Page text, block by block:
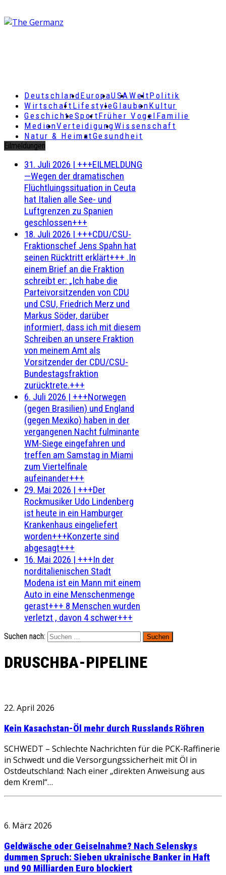
DeutschlandEuropaUSAWeltPolitik
Wirtschaft LifestyleGlaubenKultur
GeschichteSportFrüher Vogel Familie
MedienVerteidigungWissenschaft
Natur & HeimatGesundheit
Eilmeldungen
31. Juli 2026 | +++EILMELDUNG
—Wegen der dramatischen
Flüchtluingssituation in Ceuta
hat Italien alle See- und
Luftgrenzen zu Spanien
geschlossen+++
18. Juli 2026 | +++CDU/CSU-
Fraktionschef Jens Spahn hat
seinen Rücktritt erklärt+++ .In
einem Brief an die Fraktion
schreibt er: „Ich habe die
Parteivorsitzenden von CDU
und CSU, Friedrich Merz und
Markus Söder, darüber
informiert, dass ich mit diesem
Schreiben an unsere Fraktion
von meinem Amt als
Vorsitzender der CDU/CSU-
Bundestagsfraktion
zurücktrete.+++
6. Juli 2026 | +++Norwegen
(gegen Brasilien) und England
(gegen Mexiko) haben in der
vergangenen Nacht fulminante
WM-Siege eingefahren und
treffen am Samstag in Miami
zum Viertelfinale
aufeinander+++
29. Mai 2026 | +++Der
Rockmusiker Udo Lindenberg
ist heute in ein Hamburger
Krankenhaus eingeliefert
worden+++Konzerte sind
abgesagt+++
16. Mai 2026 | +++In der
norditalienischen Stadt
Modena ist ein Mann mit einem
Auto in eine Menschenmenge
gerast+++ 8 Menschen wurden
verletzt , davon 4 schwer+++
Suchen nach:
DRUSCHBA-PIPELINE
22. April 2026
Kein Kasachstan-Öl mehr durch Russlands Röhren
SCHWEDT – Schlechte Nachrichten für die PCK-Raffinerie
in Schwedt und die Versorgungssicherheit mit Öl in
Ostdeutschland: Nach einer „direkten Anweisung aus
dem Kreml“…
6. März 2026
Geldwäsche oder Geiselnahme? Nach Selenskys
dummen Spruch: Sieben ukrainische Banker in Haft
und 90 Milliarden Euro blockiert